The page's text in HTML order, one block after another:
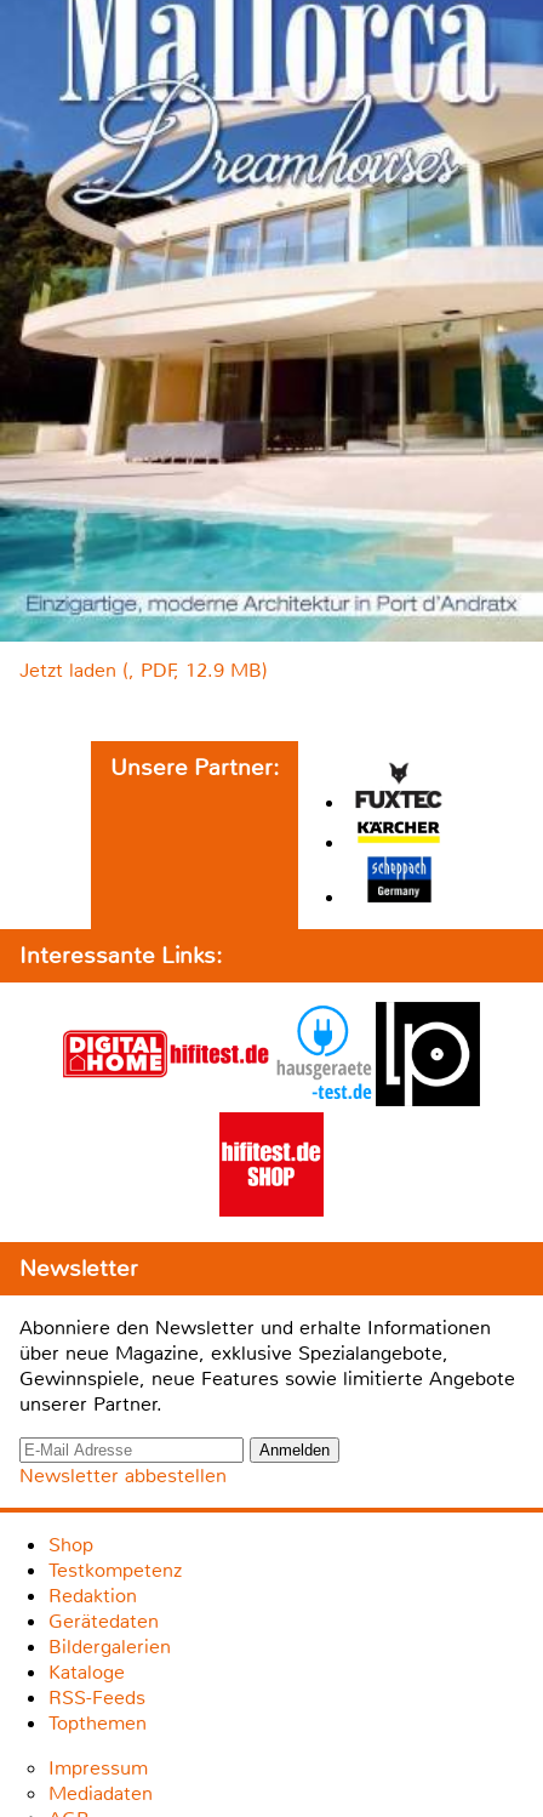
Jetzt laden (, PDF, 12.9 MB)
Unsere Partner:
Interessante Links:
Newsletter
Abonniere den Newsletter und erhalte Informationen
über neue Magazine, exklusive Spezialangebote,
Gewinnspiele, neue Features sowie limitierte Angebote
unserer Partner.
Newsletter abbestellen
Shop
Testkompetenz
Redaktion
Gerätedaten
Bildergalerien
Kataloge
RSS-Feeds
Topthemen
Impressum
Mediadaten